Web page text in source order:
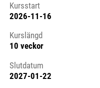
Kursstart 6212386
Kursstart
2026-11-16
Kurslängd
10 veckor
Slutdatum
2027-01-22